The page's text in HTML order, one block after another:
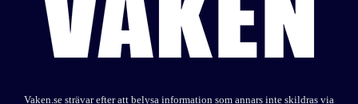
Vaken.se strävar efter att belysa information som annars inte skildras via